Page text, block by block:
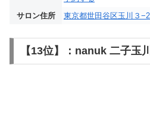
サロン住所
東京都世田谷区玉川３
【13位】：nanuk 二子玉